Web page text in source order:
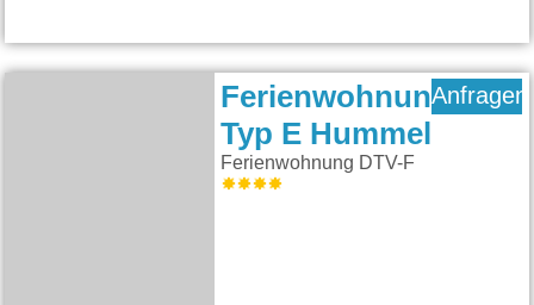
Ferienwohnung
Typ E Hummel
Ferienwohnung DTV-F
Anfragen